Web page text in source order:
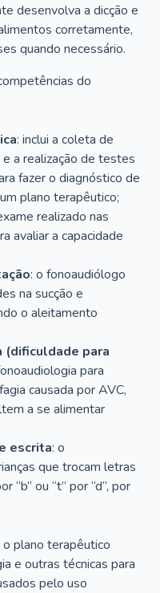
desenvolva a dicção e
corretamente,
quando necessário.
do
: inclui a coleta de
a realização de testes
fazer o diagnóstico de
plano terapêutico;
realizado nas
avaliar a capacidade
: o fonoaudiólogo
na sucção e
o aleitamento
(dificuldade para
para
causada por AVC,
a se alimentar
escrita: o
que trocam letras
“b” ou “t” por “d”, por
plano terapêutico
e outras técnicas para
pelo uso